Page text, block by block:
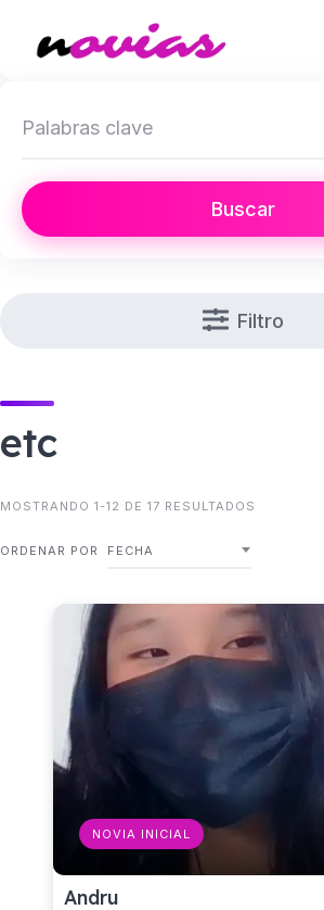
Buscar
Filtro
etc
MOSTRANDO 1-12 DE 17 RESULTADOS
ORDENAR POR FECHA
NOVIA INICIAL
Andru